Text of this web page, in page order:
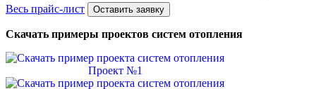
Весь прайс-лист
Оставить заявку
Скачать примеры проектов систем отопления
Проект №1